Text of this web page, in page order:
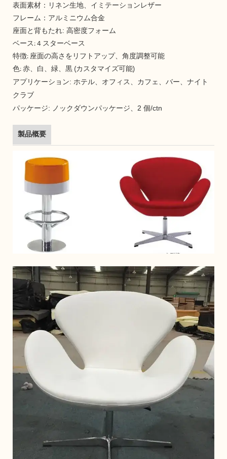
表面素材：リネン生地、イミテーションレザー
フレーム：アルミニウム合金
座面と背もたれ: 高密度フォーム
ベース: 4 スターベース
特徴: 座面の高さをリフトアップ、角度調整可能
色: 赤、白、緑、黒 (カスタマイズ可能)
アプリケーション: ホテル、オフィス、カフェ、バー、ナイト
クラブ
パッケージ: ノックダウンパッケージ、2 個/ctn
製品概要